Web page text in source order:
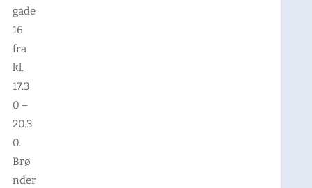
gade
16
fra
kl.
17.3
0 –
20.3
0.
Brø
nder